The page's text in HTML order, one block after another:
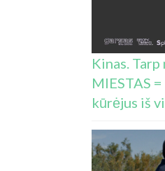
Kinas.
MIESTAS
kūrėjus iš